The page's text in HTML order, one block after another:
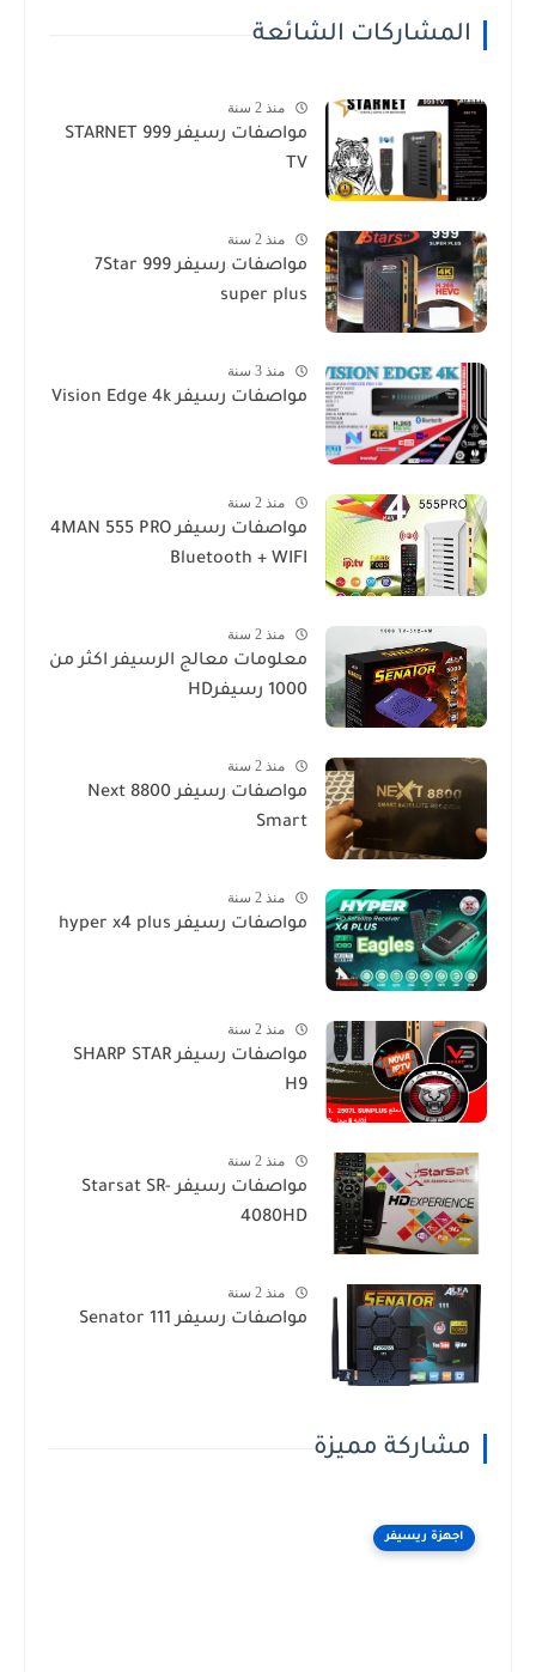
المشاركات الشائعة
منذ 2 سنة
مواصفات رسيفر STARNET 999
TV
منذ 2 سنة
مواصفات رسيفر 7Star 999
super plus
منذ 3 سنة
مواصفات رسيفر Vision Edge 4k
منذ 2 سنة
مواصفات رسيفر 4MAN 555 PRO
Bluetooth + WIFI
منذ 2 سنة
معلومات معالج الرسيفر اكثر من
1000 رسيفرHD
منذ 2 سنة
مواصفات رسيفر Next 8800
Smart
منذ 2 سنة
مواصفات رسيفر hyper x4 plus
منذ 2 سنة
مواصفات رسيفر SHARP STAR
H9
منذ 2 سنة
مواصفات رسيفر Starsat SR-
4080HD
منذ 2 سنة
مواصفات رسيفر Senator 111
مشاركة مميزة
اجهزة ريسيفر